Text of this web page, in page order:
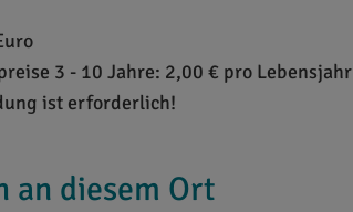
3 - 10 Jahre: 2,00 € pro Lebensjahr
ist erforderlich!
an diesem Ort